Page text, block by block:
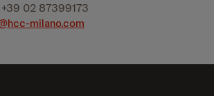
02 87399173
milano.com